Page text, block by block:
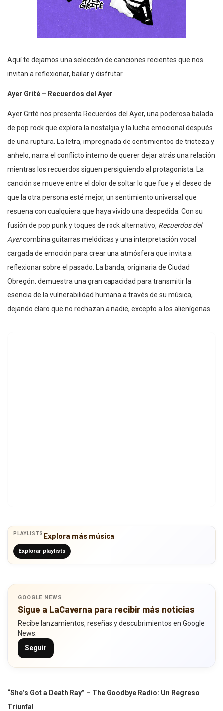
Aquí te dejamos una selección de canciones recientes que nos
invitan a reflexionar, bailar y disfrutar.
Ayer Grité – Recuerdos del Ayer
Ayer Grité nos presenta Recuerdos del Ayer, una poderosa balada
de pop rock que explora la nostalgia y la lucha emocional después
de una ruptura. La letra, impregnada de sentimientos de tristeza y
anhelo, narra el conflicto interno de querer dejar atrás una relación
mientras los recuerdos siguen persiguiendo al protagonista. La
canción se mueve entre el dolor de soltar lo que fue y el deseo de
que la otra persona esté mejor, un sentimiento universal que
resuena con cualquiera que haya vivido una despedida. Con su
fusión de pop punk y toques de rock alternativo, Recuerdos del
Ayercombina guitarras melódicas y una interpretación vocal
cargada de emoción para crear una atmósfera que invita a
reflexionar sobre el pasado. La banda, originaria de Ciudad
Obregón, demuestra una gran capacidad para transmitir la
esencia de la vulnerabilidad humana a través de su música,
dejando claro que no rechazan a nadie, excepto a los alienígenas.
PLAYLISTS Explora más música
Explorar playlists
GOOGLE NEWS
Sigue a LaCaverna para recibir más noticias
Recibe lanzamientos, reseñas y descubrimientos en Google
News.
Seguir
“She’s Got a Death Ray” – The Goodbye Radio: Un Regreso
Triunfal